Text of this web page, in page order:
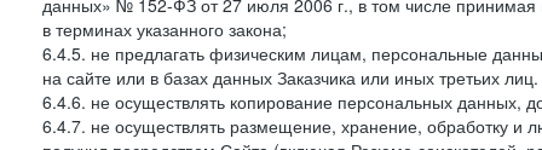
данных» № 152-ФЗ от 27 июля 2006 г., в том числе принимая
в терминах указанного закона;
6.4.5. не предлагать физическим лицам, персональные
на сайте или в базах данных Заказчика или иных третьих лиц.
6.4.6. не осуществлять копирование персональных данных,
6.4.7. не осуществлять размещение, хранение, обработку и